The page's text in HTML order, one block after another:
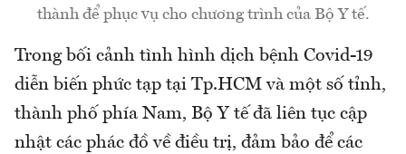
thành để phục vụ cho chương trình của Bộ Y tế.
Trong bối cảnh tình hình dịch bệnh Covid-19
diễn biến phức tạp tại Tp.HCM và một số tỉnh,
thành phố phía Nam, Bộ Y tế đã liên tục cập
nhật các phác đồ về điều trị, đảm bảo để các